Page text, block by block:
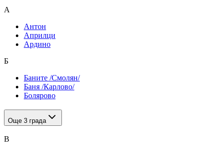
А
Антон
Априлци
Ардино
Б
Баните /Смолян/
Баня /Карлово/
Болярово
Още 3 града
В